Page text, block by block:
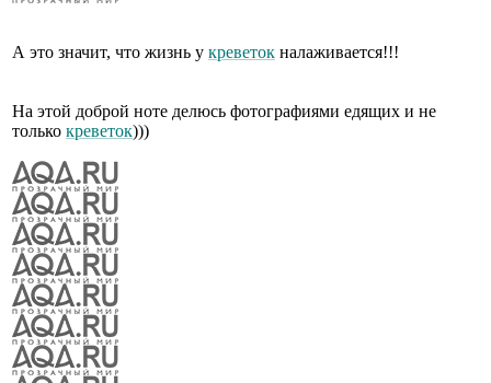
А это значит, что жизнь у креветок налаживается!!!
На этой доброй ноте делюсь фотографиями едящих и не
только креветок)))